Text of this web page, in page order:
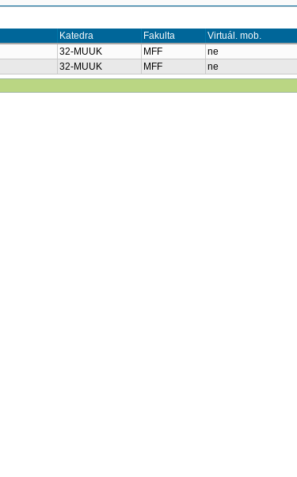
Katedra Fakulta Virtuál. mob.
32-MUUK MFF ne
32-MUUK MFF ne